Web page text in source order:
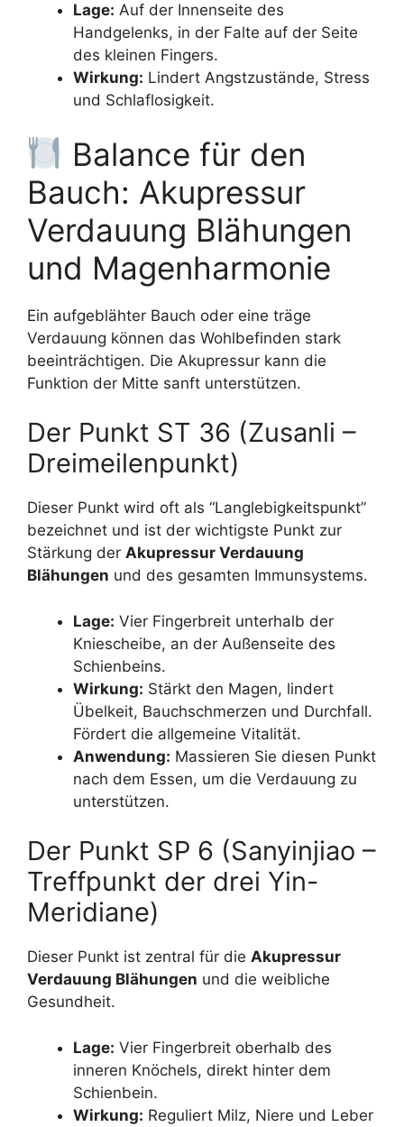
Lage: Auf der Innenseite des
Handgelenks, in der Falte auf der Seite
des kleinen Fingers.
Wirkung: Lindert Angstzustände, Stress
und Schlaflosigkeit.
Balance für den
Bauch: Akupressur
Verdauung Blähungen
und Magenharmonie
Ein aufgeblähter Bauch oder eine träge
Verdauung können das Wohlbefinden stark
beeinträchtigen. Die Akupressur kann die
Funktion der Mitte sanft unterstützen.
Der Punkt ST 36 (Zusanli –
Dreimeilenpunkt)
Dieser Punkt wird oft als “Langlebigkeitspunkt”
bezeichnet und ist der wichtigste Punkt zur
Stärkung der Akupressur Verdauung
Blähungen und des gesamten Immunsystems.
Lage: Vier Fingerbreit unterhalb der
Kniescheibe, an der Außenseite des
Schienbeins.
Wirkung: Stärkt den Magen, lindert
Übelkeit, Bauchschmerzen und Durchfall.
Fördert die allgemeine Vitalität.
Anwendung: Massieren Sie diesen Punkt
nach dem Essen, um die Verdauung zu
unterstützen.
Der Punkt SP 6 (Sanyinjiao –
Treffpunkt der drei Yin-
Meridiane)
Dieser Punkt ist zentral für die Akupressur
Verdauung Blähungen und die weibliche
Gesundheit.
Lage: Vier Fingerbreit oberhalb des
inneren Knöchels, direkt hinter dem
Schienbein.
Wirkung: Reguliert Milz, Niere und Leber